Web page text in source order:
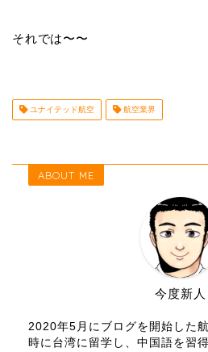
それでは〜〜
ユナイテッド航空 航空業界
ABOUT ME
今度新人
2020年5月にブログを開始した
時に台湾に留学し、中国語を習